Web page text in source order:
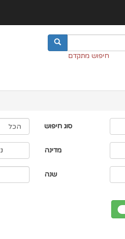
חיפוש מתקדם
סוג חיפוש
מדינה
שנה